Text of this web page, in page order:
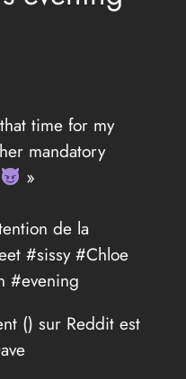
time for my
mandatory
»
de la
#sissy #Chloe
#evening
() sur Reddit est